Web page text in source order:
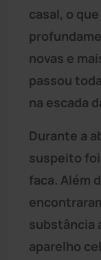
casal, o
novas e
passou
na escada
Durante a
suspeito
faca. Além
substância
aparelho